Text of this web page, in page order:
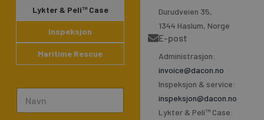
Lykter & Peli™ Case
Inspeksjon
Maritime Rescue
a
-
f
Durudveien 35,
1344 Haslum, Norge
E-post
Administrasjon:
invoice@dacon.no
Inspeksjon & service:
inspeksjon@dacon.no
Lykter & Peli™ Case: